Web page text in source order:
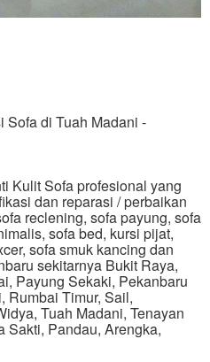
Sofa di Tuah Madani -
Kulit Sofa profesional yang
dan reparasi / perbaikan
reclening, sofa payung, sofa
sofa bed, kursi pijat,
sofa smuk kancing dan
sekitarnya Bukit Raya,
Payung Sekaki, Pekanbaru
Rumbai Timur, Sail,
Tuah Madani, Tenayan
Sakti, Pandau, Arengka,